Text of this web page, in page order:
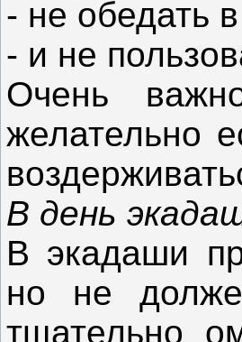
- не обедать
- и не
Очень
желательно
В день
В экадаши
но не
тщательно